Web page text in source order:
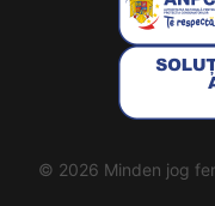
© 2026 Minden jog